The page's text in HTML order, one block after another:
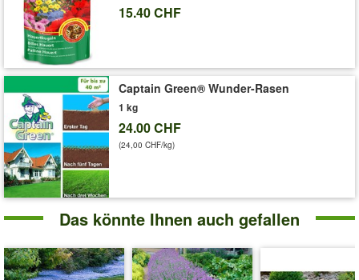
15.40 CHF
Captain Green® Wunder-Rasen
1 kg
24.00 CHF
(24,00 CHF/kg)
Das könnte Ihnen auch gefallen